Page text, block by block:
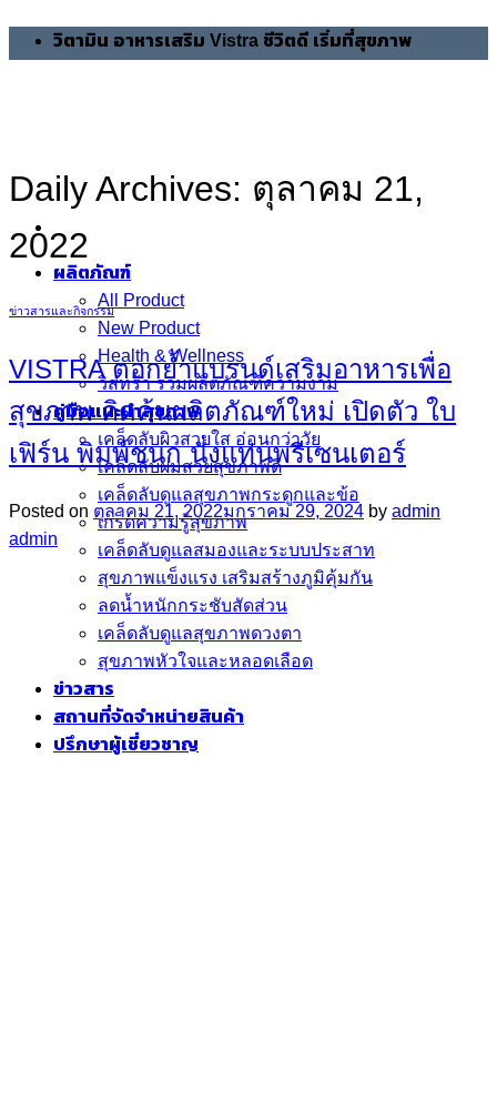
วิตามิน อาหารเสริม Vistra ชีวิตดี เริ่มที่สุขภาพ
ผลิตภัณฑ์
All Product
New Product
Health & Wellness
วิสทร้า รวมผลิตภัณฑ์ความงาม
คู่มือแนะนำสุขภาพ
เคล็ดลับผิวสวยใส อ่อนกว่าวัย
เคล็ดลับผมสวยสุขภาพดี
เคล็ดลับดูแลสุขภาพกระดูกและข้อ
เกร็ดความรู้สุขภาพ
เคล็ดลับดูแลสมองและระบบประสาท
สุขภาพแข็งแรง เสริมสร้างภูมิคุ้มกัน
ลดน้ำหนักกระชับสัดส่วน
เคล็ดลับดูแลสุขภาพดวงตา
สุขภาพหัวใจและหลอดเลือด
ข่าวสาร
สถานที่จัดจำหน่ายสินค้า
ปรึกษาผู้เชี่ยวชาญ
Daily Archives: ตุลาคม 21,
2022
ข่าวสารและกิจกรรม
VISTRA ตอกย้ำแบรนด์เสริมอาหารเพื่อ
สุขภาพ คิดค้นผลิตภัณฑ์ใหม่ เปิดตัว ใบ
เฟิร์น พิมพ์ชนก นั่งแท่นพรีเซนเตอร์
Posted on ตุลาคม 21, 2022มกราคม 29, 2024 by admin
admin